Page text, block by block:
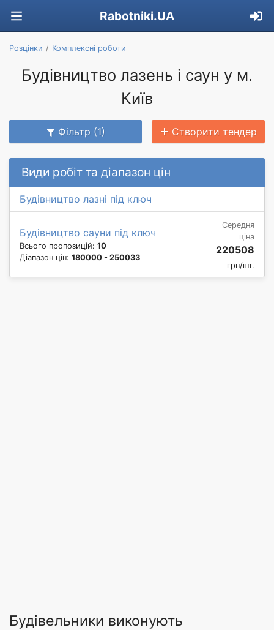
Rabotniki.UA
Розцінки Комплексні роботи
Будівництво лазень і саун у м.
Київ
Фільтр (1) Створити тендер
Види робіт та діапазон цін
Будівництво лазні під ключ
Будівництво сауни під ключ
Всього пропозицій: 10
Діапазон цін: 180000 - 250033
Середня
ціна
220508
грн/шт.
Будівельники виконують